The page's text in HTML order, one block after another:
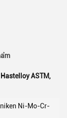
ASTM,
Ni-Mo-Cr-